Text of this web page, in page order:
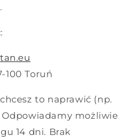
100 Toruń
to naprawić (np.
możliwie
14 dni. Brak